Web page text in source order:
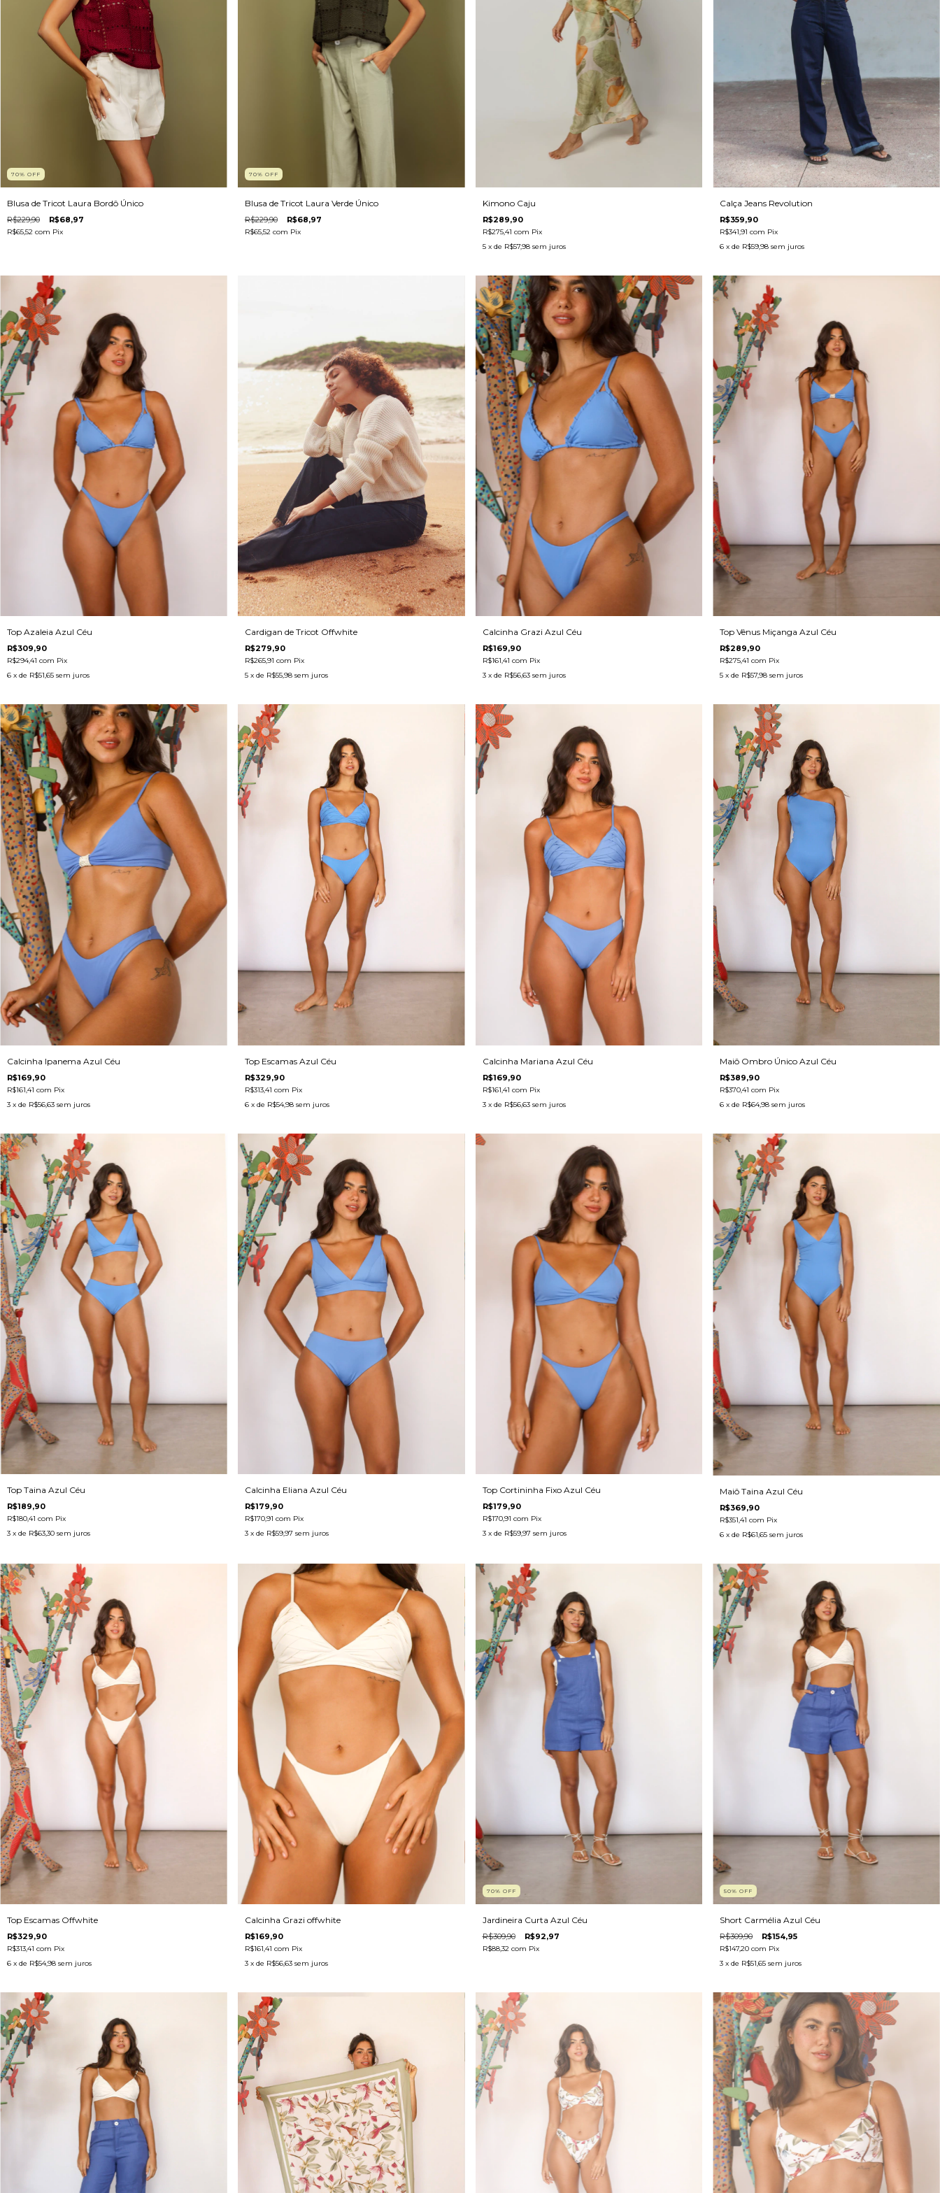
70% OFF
Blusa de Tricot Laura Bordô Único
R$229,90 R$68,97
R$65,52 com Pix
70% OFF
Blusa de Tricot Laura Verde Único
R$229,90 R$68,97
R$65,52 com Pix
Kimono Caju
R$289,90
R$275,41 com Pix
5 x de R$57,98 sem juros
Calça Jeans Revolution
R$359,90
R$341,91com Pix
6 x de R$59,98 sem juros
Top Azaleia Azul Céu
R$309,90
R$294,41 com Pix
6 x de R$51,65 sem juros
Cardigan de Tricot Offwhite
R$279,90
R$265,91 com Pix
5 x de R$55,98 sem juros
Calcinha Grazi Azul Céu
R$169,90
R$161,41 com Pix
3 x de R$56,63 sem juros
Top Vênus Miçanga Azul Céu
R$289,90
R$275,41com Pix
5 x de R$57,98 sem juros
Calcinha Ipanema Azul Céu
R$169,90
R$161,41 com Pix
3 x de R$56,63 sem juros
Top Escamas Azul Céu
R$329,90
R$313,41 com Pix
6 x de R$54,98 sem juros
Calcinha Mariana Azul Céu
R$169,90
R$161,41 com Pix
3 x de R$56,63 sem juros
Maiô Ombro Único Azul Céu
R$389,90
R$370,41com Pix
6 x de R$64,98 sem juros
Top Taina Azul Céu
R$189,90
R$180,41 com Pix
3 x de R$63,30 sem juros
Calcinha Eliana Azul Céu
R$179,90
R$170,91 com Pix
3 x de R$59,97 sem juros
Top Cortininha Fixo Azul Céu
R$179,90
R$170,91 com Pix
3 x de R$59,97 sem juros
Maiô Taina Azul Céu
R$369,90
R$351,41com Pix
6 x de R$61,65 sem juros
Top Escamas Offwhite
R$329,90
R$313,41 com Pix
6 x de R$54,98 sem juros
Calcinha Grazi offwhite
R$169,90
R$161,41 com Pix
3 x de R$56,63 sem juros
70% OFF
Jardineira Curta Azul Céu
R$309,90 R$92,97
R$88,32 com Pix
50%OFF
Short Carmélia Azul Céu
R$309,90 R$154,95
R$147,20com Pix
3 x de R$51,65 sem juros